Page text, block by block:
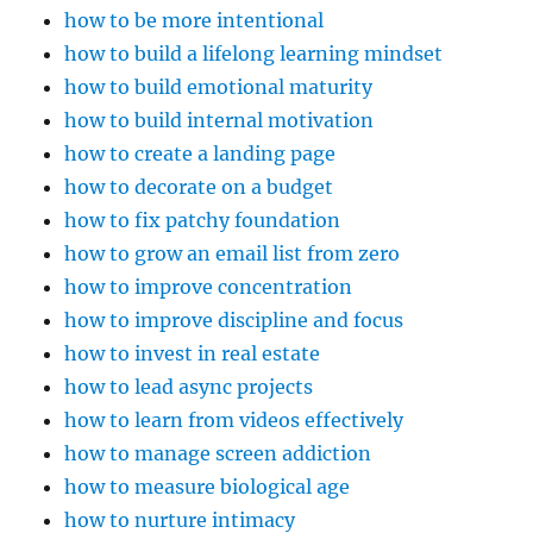
how to be more intentional
how to build a lifelong learning mindset
how to build emotional maturity
how to build internal motivation
how to create a landing page
how to decorate on a budget
how to fix patchy foundation
how to grow an email list from zero
how to improve concentration
how to improve discipline and focus
how to invest in real estate
how to lead async projects
how to learn from videos effectively
how to manage screen addiction
how to measure biological age
how to nurture intimacy